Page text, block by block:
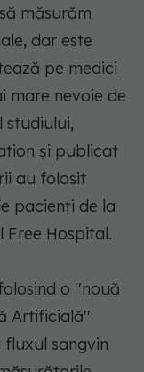
măsurăm
dar este
pe medici
mare nevoie de
studiului,
şi publicat
au folosit
pacienţi de la
Free Hospital.
o ''nouă
Artificială''
sangvin